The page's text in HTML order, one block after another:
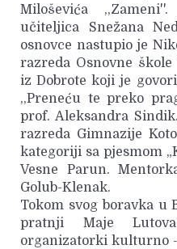
Miloševića
učiteljica Snežana
osnovce nastupio je
razreda Osnovne
iz Dobrote koji je
,,Preneću te preko
prof. Aleksandra
razreda Gimnazije
kategoriji sa pjesmom
Vesne Parun.
Golub-Klenak.
Tokom svog boravka u
pratnji Maje
organizatorki kulturno